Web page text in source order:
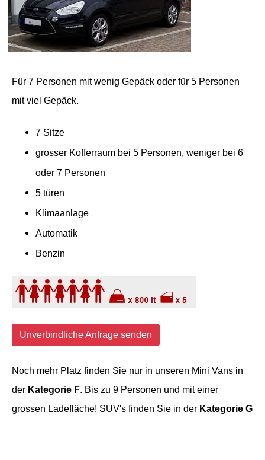
Für 7 Personen mit wenig Gepäck oder für 5 Personen
mit viel Gepäck.
7 Sitze
grosser Kofferraum bei 5 Personen, weniger bei 6
oder 7 Personen
5 türen
Klimaanlage
Automatik
Benzin
Unverbindliche Anfrage senden
Noch mehr Platz finden Sie nur in unseren Mini Vans in
der Kategorie F. Bis zu 9 Personen und mit einer
grossen Ladefläche! SUV's finden Sie in der Kategorie G